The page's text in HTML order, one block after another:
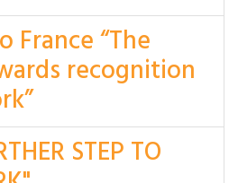
France “The
recognition
STEP TO